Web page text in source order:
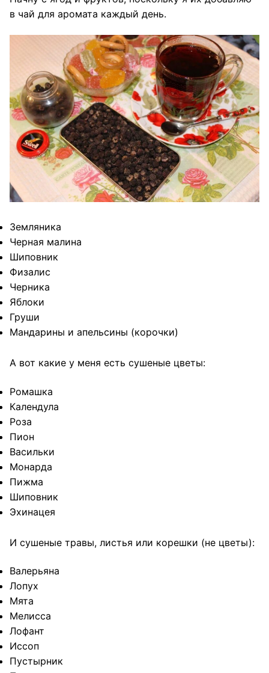
в чай для аромата каждый день.
Земляника
Черная малина
Шиповник
Физалис
Черника
Яблоки
Груши
Мандарины и апельсины (корочки)
А вот какие у меня есть сушеные цветы:
Ромашка
Календула
Роза
Пион
Васильки
Монарда
Пижма
Шиповник
Эхинацея
И сушеные травы, листья или корешки (не цветы):
Валерьяна
Лопух
Мята
Мелисса
Лофант
Иссоп
Пустырник